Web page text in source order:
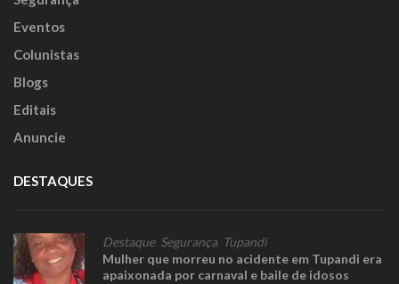
Eventos
Colunistas
Blogs
Editais
Anuncie
DESTAQUES
Destaque, Segurança, Tupandi
Mulher que morreu no acidente em Tupandi era
apaixonada por carnaval e baile de idosos